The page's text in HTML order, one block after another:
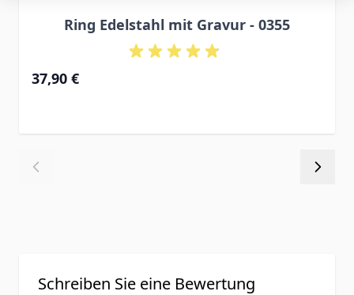
Ring Edelstahl mit Gravur - 0355
37,90 €
Schreiben Sie eine Bewertung